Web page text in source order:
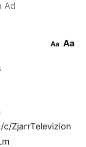
Ad
Aa Aa
ZjarrTelevizion